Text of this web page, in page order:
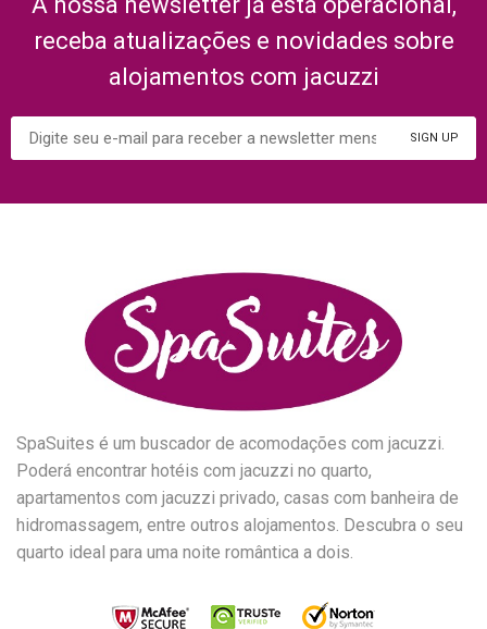
receba atualizações e novidades sobre
alojamentos com jacuzzi
SpaSuites é um buscador de acomodações com jacuzzi.
Poderá encontrar hotéis com jacuzzi no quarto,
apartamentos com jacuzzi privado, casas com banheira de
hidromassagem, entre outros alojamentos. Descubra o seu
quarto ideal para uma noite romântica a dois.